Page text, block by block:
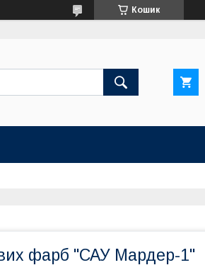
Кошик
фарб "САУ Мардер-1"